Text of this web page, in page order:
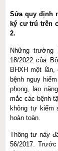
Sửa quy định
ký cư trú trên
2.
Những
18/2022 của
BHXH một
bệnh nguy
phong, lao
mắc các bệnh
không tự kiểm
hoàn toàn.
Thông tư này
56/2017.